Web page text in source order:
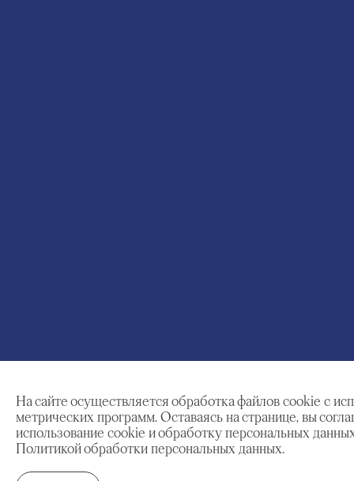
На сайте осуществляется обработка файлов cookie с
метрических программ. Оставаясь на странице, вы
использование cookie и обработку персональных
Политикой обработки персональных данных.